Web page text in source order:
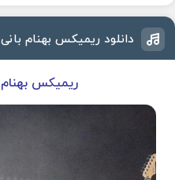
دانلود ریمیکس بهنام
ریمیکس